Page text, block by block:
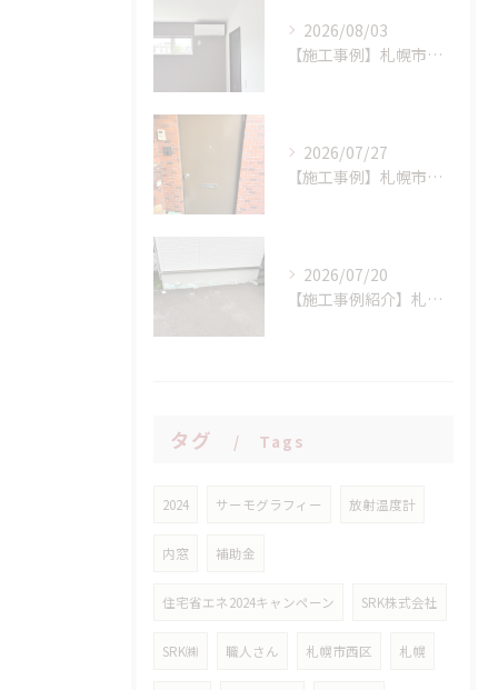
2026/08/03
【施工事例】札幌市手稲区 N様邸 室外機設置場所に配慮したエアコン新設工事！
2026/07/27
【施工事例】札幌市西区 K様邸 マンション玄関ドア交換工事：LIXIL リシェント(持ち出し工法)で、断熱性と防犯性を一気にアップ！
2026/07/20
【施工事例紹介】札幌市西区 S様邸 断熱基礎の剥離トラブルを解消！高耐久基礎保護材「インサルキソッシュMore」を用いた基礎補修工事
タグ Tags
2024 サーモグラフィー 放射温度計
内窓 補助金
住宅省エネ2024キャンペーン SRK株式会社
SRK㈱ 職人さん 札幌市西区 札幌